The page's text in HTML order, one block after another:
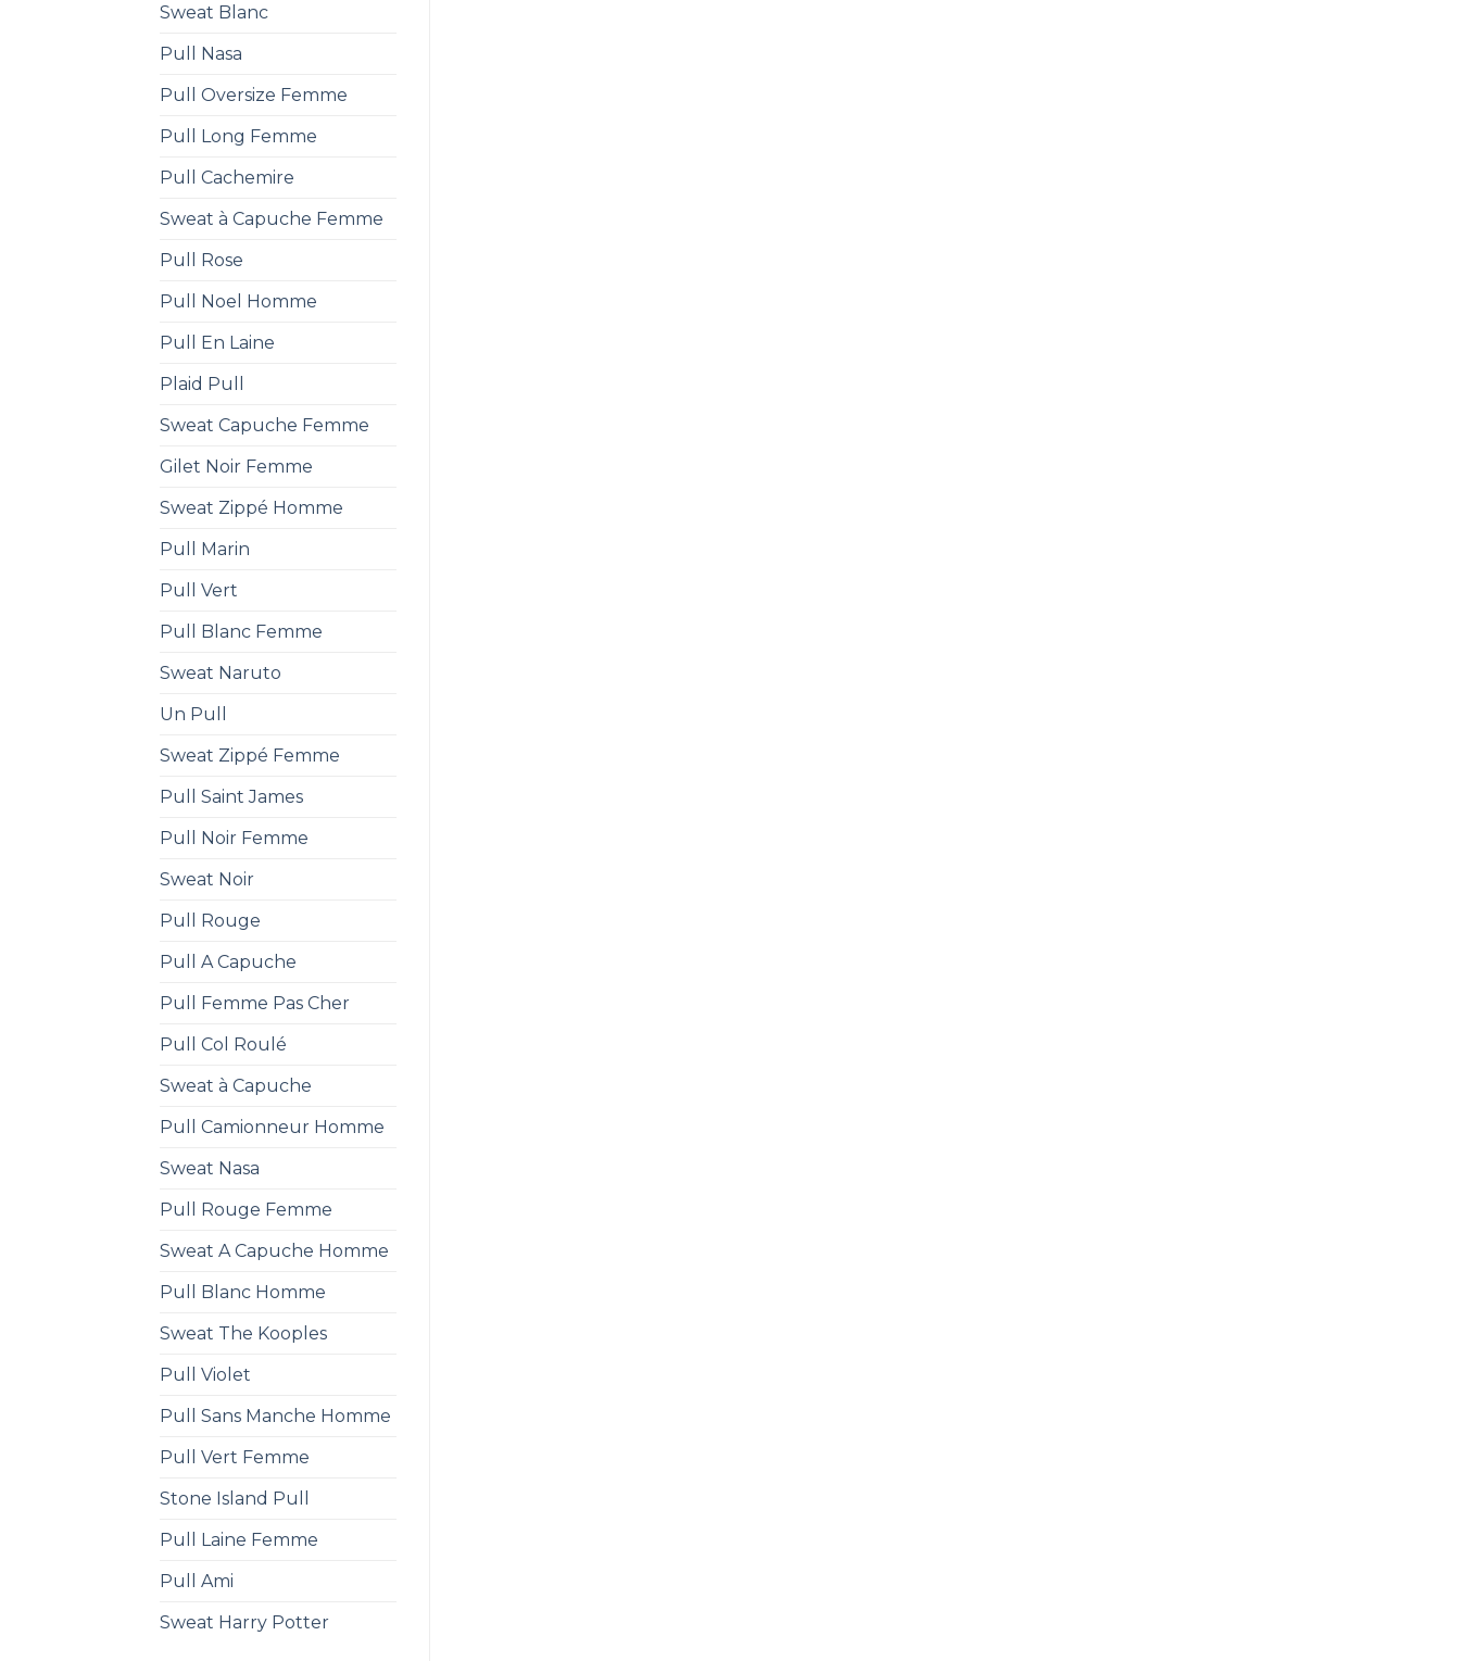
Sweat Blanc
Pull Nasa
Pull Oversize Femme
Pull Long Femme
Pull Cachemire
Sweat à Capuche Femme
Pull Rose
Pull Noel Homme
Pull En Laine
Plaid Pull
Sweat Capuche Femme
Gilet Noir Femme
Sweat Zippé Homme
Pull Marin
Pull Vert
Pull Blanc Femme
Sweat Naruto
Un Pull
Sweat Zippé Femme
Pull Saint James
Pull Noir Femme
Sweat Noir
Pull Rouge
Pull A Capuche
Pull Femme Pas Cher
Pull Col Roulé
Sweat à Capuche
Pull Camionneur Homme
Sweat Nasa
Pull Rouge Femme
Sweat A Capuche Homme
Pull Blanc Homme
Sweat The Kooples
Pull Violet
Pull Sans Manche Homme
Pull Vert Femme
Stone Island Pull
Pull Laine Femme
Pull Ami
Sweat Harry Potter